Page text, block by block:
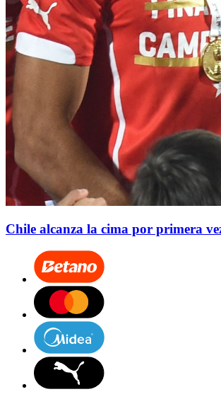
Chile alcanza la cima por primera